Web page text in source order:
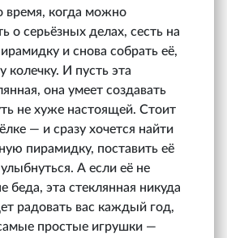
время, когда можно
о серьёзных делах, сесть на
и снова собрать её,
колечку. И пусть эта
она умеет создавать
не хуже настоящей. Стоит
— и сразу хочется найти
пирамидку, поставить её
А если её не
беда, эта стеклянная никуда
радовать вас каждый год,
простые игрушки —